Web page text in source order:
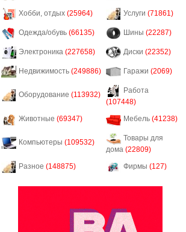
Хобби, отдых (25964) Услуги (71861)
Одежда/обувь (66135) Шины (22287)
Электроника (227658) Диски (22352)
Недвижимость (249886) Гаражи (2069)
Оборудование (113932)
Работа
(107448)
Животные (69347) Мебель (41238)
Компьютеры (109532)
Товары для
дома (22809)
Разное (148875) Фирмы (127)